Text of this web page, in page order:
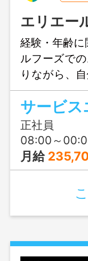
エリエー
経験・年齢
ルフーズで
りながら、
新たなキャ
正社員
08:00～
月給